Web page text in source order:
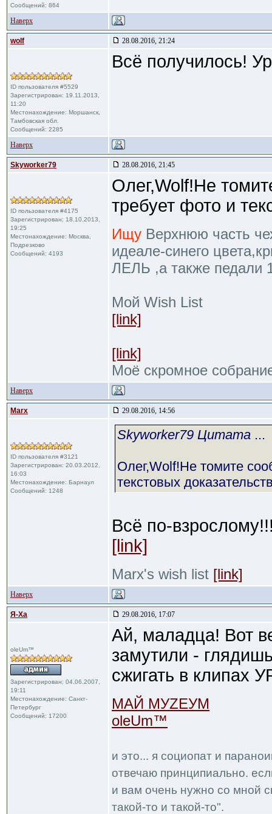
Сообщений: 864
Наверх
wolf 28.08.2016, 21:24
ID пользователя #5529
Зарегистрирован: 19.11.2013,
11:20
Местонахождение: Моршанск,
Тамбовская обл.
Сообщений: 2285
Всё получилось!
Наверх
Skyworker79 28.08.2016, 21:45
ID пользователя #4175
Зарегистрирован: 18.10.2013,
19:25
Местонахождение: Москва,
Подрезково
Сообщений: 4193
Олег,Wolf!Не
требует фото и
Ищу Верхнюю часть
идеале-синего
ЛЕЛЬ ,а также педали
Мой Wish List
[link]
[link]
Моё скромное
Наверх
Marx 29.08.2016, 14:56
ID пользователя #3121
Зарегистрирован: 20.03.2012,
16:03
Местонахождение: Барнаул
Сообщений: 1248
Skyworker79 Цитата ...
Олег,Wolf!Не томите
текстовых
Всё по-
[link]
Marx's wish list [link]
Наверх
Я-Ха 29.08.2016, 17:07
oleUm™
Зарегистрирован: 04.06.2007,
19:11
Местонахождение: Санкт-
Петербург
Сообщений: 17200
Ай, маладца! Вот
замутили -
сжигать в клипах
МАЙ МУZЕУМ
oleUm™
и это... я социопат и
отвечаю принципиально.
и вам очень нужно со мной
такой-то и такой-то".